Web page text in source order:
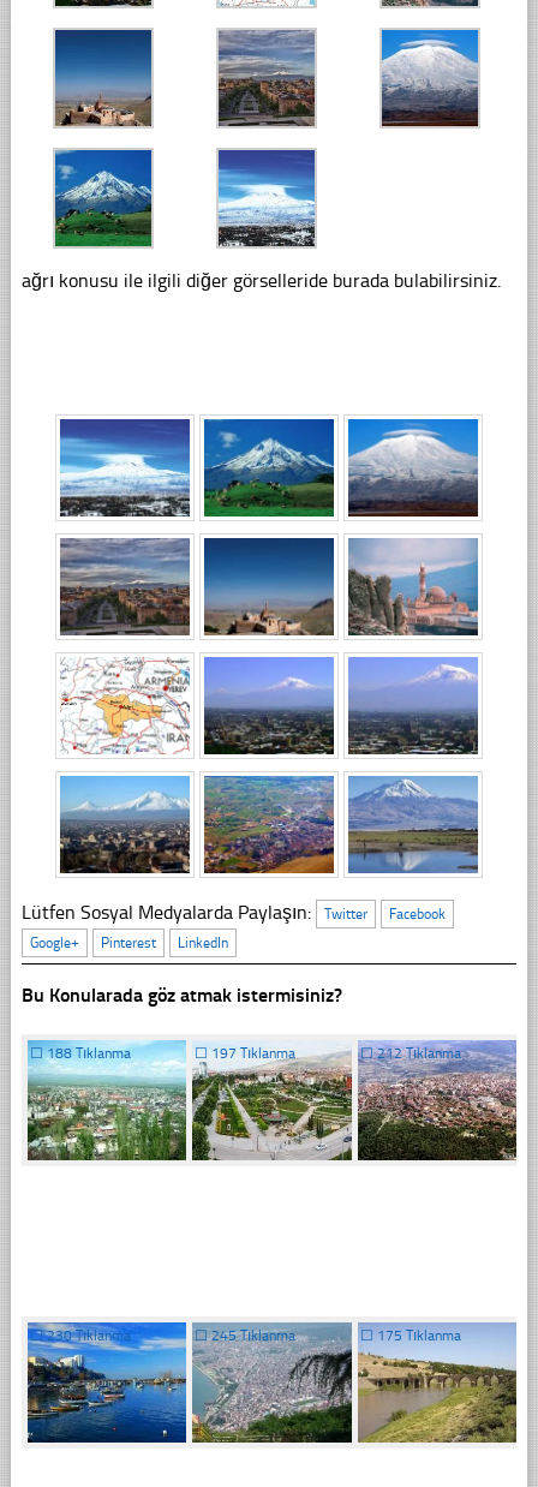
ağrı konusu ile ilgili diğer görselleride burada bulabilirsiniz.
Lütfen Sosyal Medyalarda Paylaşın: Twitter
Facebook
Google+
Pinterest LinkedIn
Bu Konularada göz atmak istermisiniz?
☐188 Tıklanma ☐ 197 Tıklanma ☐212 Tıklanma
☐230 Tıklanma ☐245 Tıklanma ☐ 175 Tıklanma